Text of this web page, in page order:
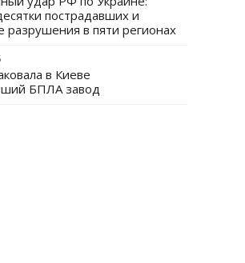
пострадавших и
разрушения в пяти регионах
в Киеве
БПЛА завод